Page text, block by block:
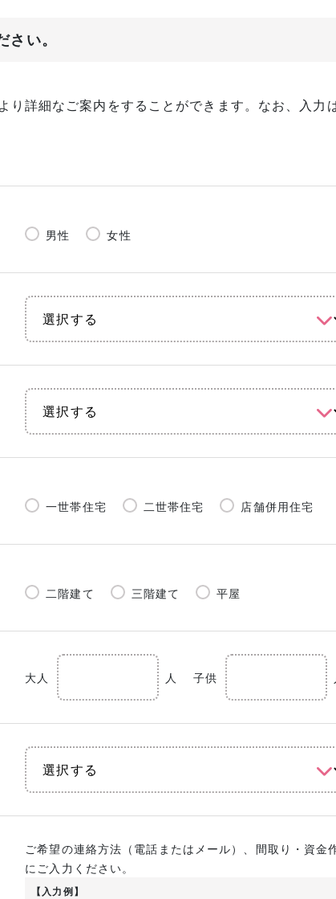
い。
詳細なご案内をすることができます。なお、入力
男性 女性
一世帯住宅 二世帯住宅 店舗併用住宅
二階建て 三階建て 平屋
大人 人 子供
ご希望の連絡方法（電話またはメール）、間取り・資
にご入力ください。
【入力例】